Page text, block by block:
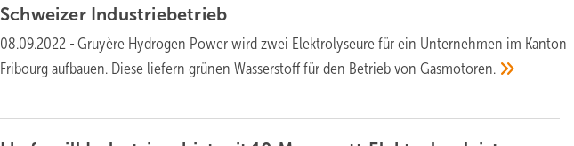
Schweizer Industriebetrieb
08.09.2022 - Gruyère Hydrogen Power wird zwei Elektrolyseure für ein Unternehmen im Kanton
Fribourg aufbauen. Diese liefern grünen Wasserstoff für den Betrieb vonGasmotoren.